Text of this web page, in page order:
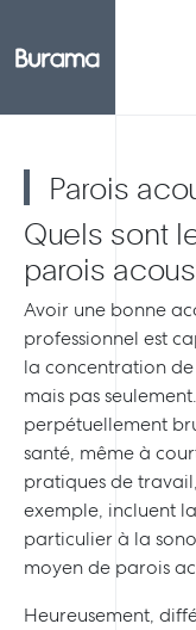
Parois
Quels sont
parois
Avoir une bonne
professionnel est
la concentration
mais pas
perpétuellement
santé, même à
pratiques de
exemple, incluent
particulier à la
moyen de parois
Heureusement,